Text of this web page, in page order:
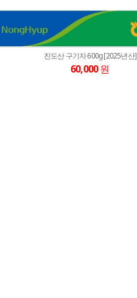
진도산 구기자 600g [2025년산]
60,000원